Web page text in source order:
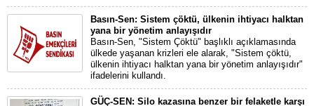
Basın-Sen: Sistem çöktü, ülkenin ihtiyacı halktan
yana bir yönetim anlayışıdır
Basın-Sen, "Sistem Çöktü" başlıklı açıklamasında
ülkede yaşanan krizleri ele alarak, "Sistem çöktü,
ülkenin ihtiyacı halktan yana bir yönetim anlayışıdır"
ifadelerini kullandı.
GÜÇ-SEN: Silo kazasına benzer bir felaketle karşı